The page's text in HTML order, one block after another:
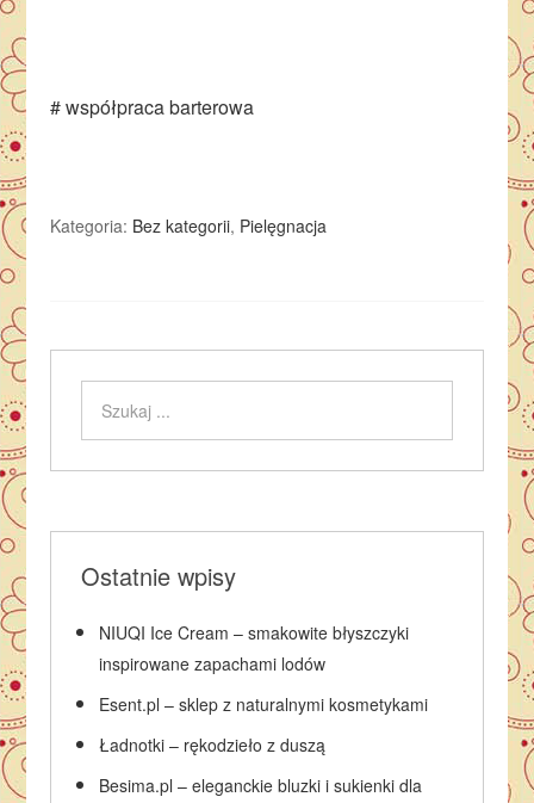
# współpraca barterowa
Kategoria: Bez kategorii, Pielęgnacja
Ostatnie wpisy
NIUQI Ice Cream – smakowite błyszczyki
inspirowane zapachami lodów
Esent.pl – sklep z naturalnymi kosmetykami
Ładnotki – rękodzieło z duszą
Besima.pl – eleganckie bluzki i sukienki dla